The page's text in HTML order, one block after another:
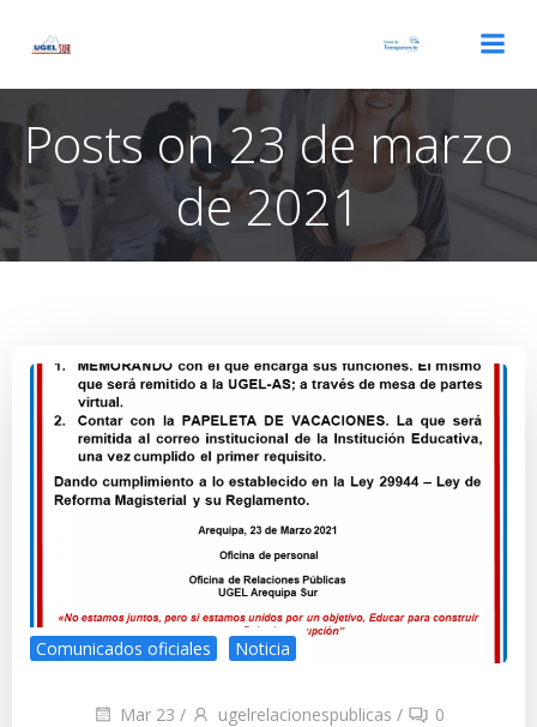
Posts on 23 de marzo
de 2021
Comunicados oficiales Noticia
Mar 23 / ugelrelacionespublicas / 0